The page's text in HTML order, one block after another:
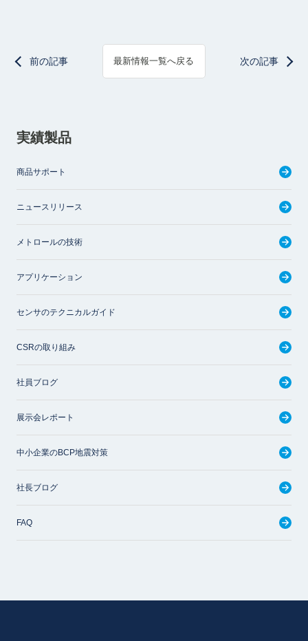
前の記事 最新情報一覧へ戻る 次の記事
実績製品
商品サポート
ニュースリリース
メトロールの技術
アプリケーション
センサのテクニカルガイド
CSRの取り組み
社員ブログ
展示会レポート
中小企業のBCP地震対策
社長ブログ
FAQ